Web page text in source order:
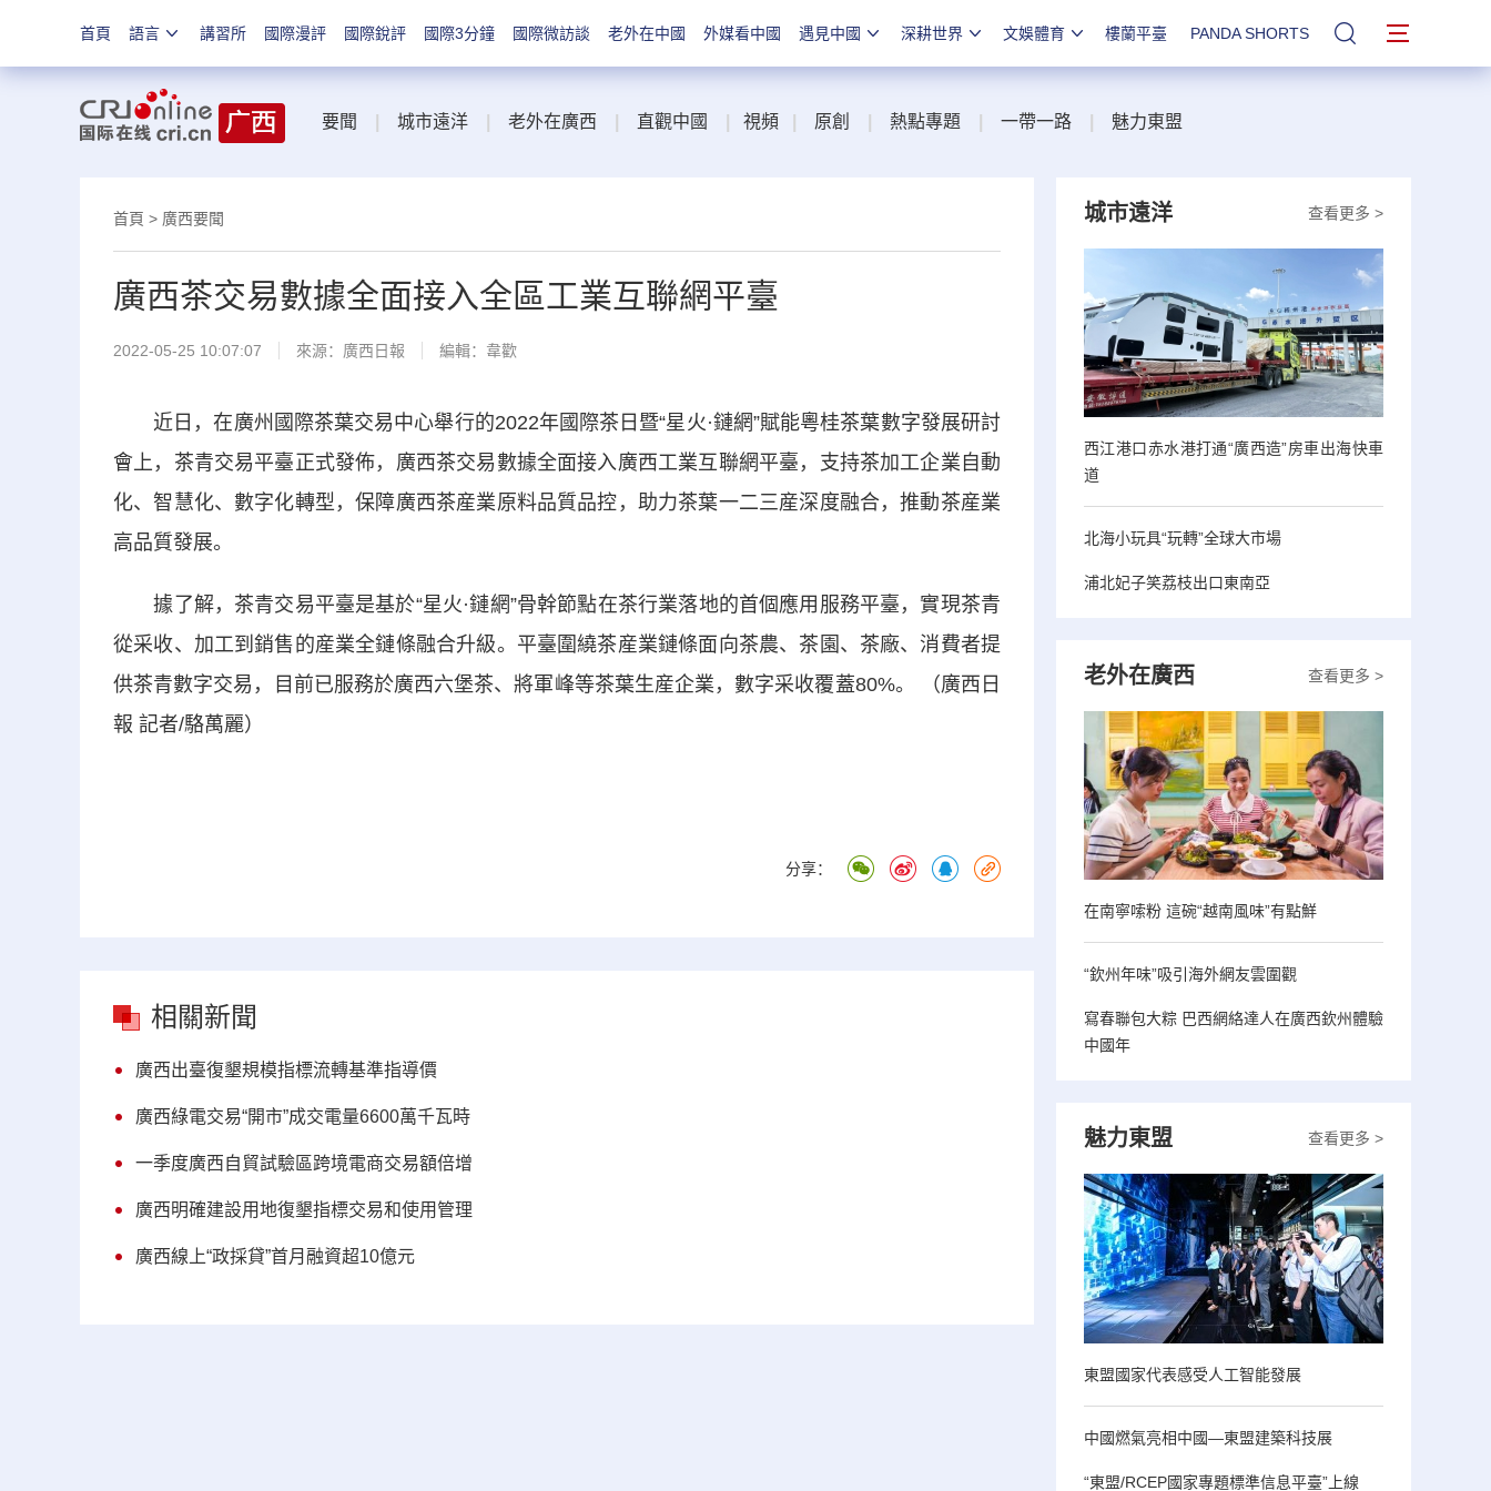
首頁 語言 講習所 國際漫評 國際銳評 國際3分鐘 國際微訪談 老外在中國 外媒看中國 遇見中國 深耕世界 文娛體育 樓蘭平臺 PANDA SHORTS 站內搜索
要聞 城市遠洋 老外在廣西 直觀中國 視頻 原創 熱點專題 一帶一路 魅力東盟
首頁 > 廣西要聞
廣西茶交易數據全面接入全區工業互聯網平臺
2022-05-25 10:07:07 來源： 廣西日報 編輯：韋歡
近日，在廣州國際茶葉交易中心舉行的2022年國際茶日暨“星火·鏈網”賦能粵桂茶葉數字發展研討
會上，茶青交易平臺正式發佈，廣西茶交易數據全面接入廣西工業互聯網平臺，支持茶加工企業自動
化、智慧化、數字化轉型，保障廣西茶産業原料品質品控，助力茶葉一二三産深度融合，推動茶産業
高品質發展。
據了解，茶青交易平臺是基於“星火·鏈網”骨幹節點在茶行業落地的首個應用服務平臺，實現茶青
從采收、加工到銷售的産業全鏈條融合升級。平臺圍繞茶産業鏈條面向茶農、茶園、茶廠、消費者提
供茶青數字交易，目前已服務於廣西六堡茶、將軍峰等茶葉生産企業，數字采收覆蓋80%。 （廣西日
報 記者/駱萬麗）
分享：
相關新聞
廣西出臺復墾規模指標流轉基準指導價
廣西綠電交易“開市”成交電量6600萬千瓦時
一季度廣西自貿試驗區跨境電商交易額倍增
廣西明確建設用地復墾指標交易和使用管理
廣西線上“政採貸”首月融資超10億元
查看更多 >
城市遠洋
西江港口赤水港打通“廣西造”房車出海快車
道
北海小玩具“玩轉”全球大市場
浦北妃子笑荔枝出口東南亞
查看更多 >
老外在廣西
在南寧嗦粉 這碗“越南風味”有點鮮
“欽州年味”吸引海外網友雲圍觀
寫春聯包大粽 巴西網絡達人在廣西欽州體驗
中國年
查看更多 >
魅力東盟
東盟國家代表感受人工智能發展
中國燃氣亮相中國—東盟建築科技展
“東盟/RCEP國家專題標準信息平臺”上線